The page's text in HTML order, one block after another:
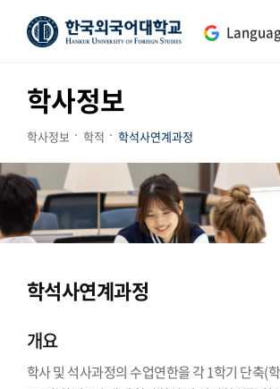
학사정보
학사정보 학적 학석사연계과정
학석사연계과정
개요
학사 및 석사과정의 수업연한을 각 1학기 단축(